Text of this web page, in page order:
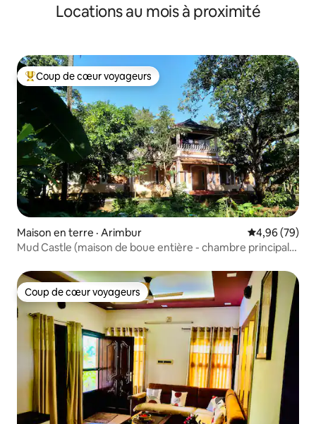
Locations au mois à proximité
Coup de cœur voyageurs parmi les plus aimés
Coup de cœur voyageurs
Maison en terre · Arimbur Note
4,96 (79)
Mud Castle (maison de boue entière - chambre principale
Coup de cœur voyageurs
Coup de cœur voyageurs